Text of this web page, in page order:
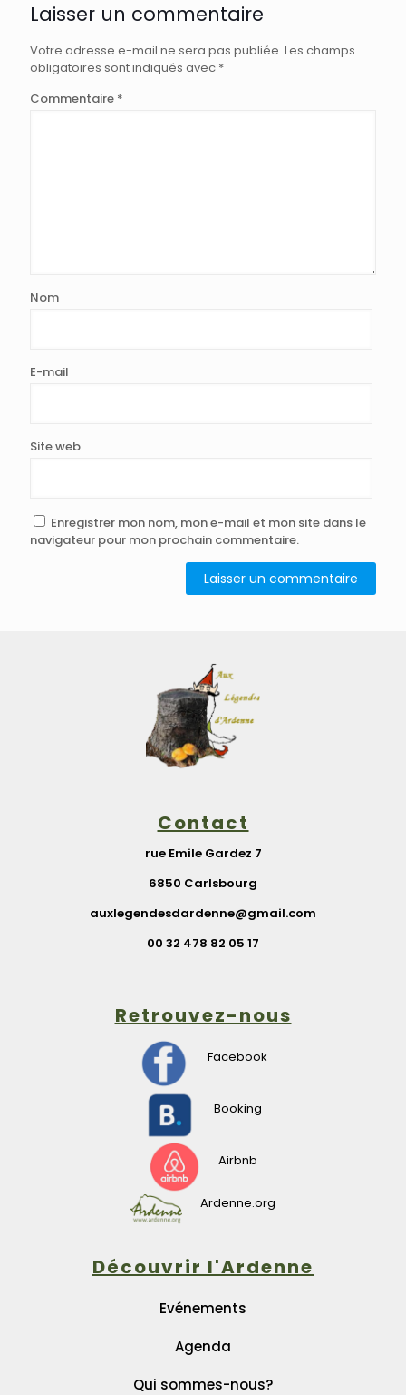
Laisser un commentaire
Votre adresse e-mail ne sera pas publiée. Les champs
obligatoires sont indiqués avec *
Commentaire *
Nom
E-mail
Site web
Enregistrer mon nom, mon e-mail et mon site dans le
navigateur pour mon prochain commentaire.
Contact
rue Emile Gardez 7
6850 Carlsbourg
auxlegendesdardenne@gmail.com
00 32 478 82 05 17
Retrouvez-nous
Facebook
Booking
Airbnb
Ardenne.org
Découvrir l'Ardenne
Evénements
Agenda
Qui sommes-nous?